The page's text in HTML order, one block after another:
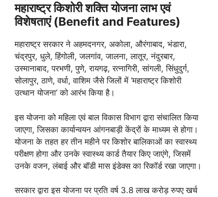
महाराष्ट्र किशोरी शक्ति योजना लाभ एवं
विशेषताएं (Benefit and Features)
महाराष्ट्र सरकार ने अहमदनगर, अकोला, औरंगाबाद, भंडारा,
चंद्रपुर, धुले, हिंगोली, जलगांव, जालना, लातूर, नंदुरबार,
उस्मानाबाद, परभणी, पुणे, रायगढ़, रत्नागिरी, सांगली, सिंधुदुर्ग,
सोलापुर, ठाणे, वर्धा, वाशिम जैसे जिलों में ‘महाराष्ट्र किशोरी
उत्थान योजना’ को आरंभ किया है।
इस योजना को महिला एवं बाल विकास विभाग द्वारा संचालित किया
जाएगा, जिसका कार्यान्वयन आंगनबाड़ी केंद्रों के माध्यम से होगा।
योजना के तहत हर तीन महीने पर किशोर बालिकाओं का स्वास्थ्य
परीक्षण होगा और उनके स्वास्थ्य कार्ड तैयार किए जाएंगे, जिसमें
उनके वजन, लंबाई और बॉडी मास इंडेक्स का रिकॉर्ड रखा जाएगा।
सरकार द्वारा इस योजना पर प्रति वर्ष 3.8 लाख करोड़ रुपए खर्च